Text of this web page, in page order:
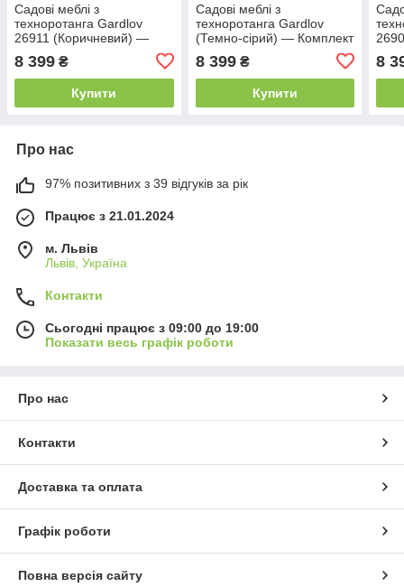
Садові меблі з
техноротанга Gardlov
26911 (Коричневий) —
тераси та саду: стіл зі
склом, диван та 2 крісла
8 399 ₴
Купити
Садові меблі з
техноротанга Gardlov
(Темно-сірий) — Комплект
для тераси та саду: стіл зі
склом, диван та 2 крісла з
сірими подушка
8 399₴
Купити
та 2
8
Про нас
97% позитивних з 39 відгуків за рік
Працює з 21.01.2024
м. Львів
Львів, Україна
Контакти
Сьогодні працює з 09:00 до 19:00
Показати весь графік роботи
Про нас
Контакти
Доставка та оплата
Графік роботи
Повна версія сайту